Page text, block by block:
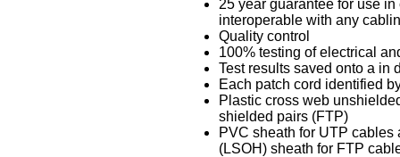
25 year guarantee for use
interoperable with any
Quality control
100% testing of electrical
Test results saved onto a in
Each patch cord identified
Plastic cross web
shielded pairs (FTP)
PVC sheath for UTP
(LSOH) sheath for FTP